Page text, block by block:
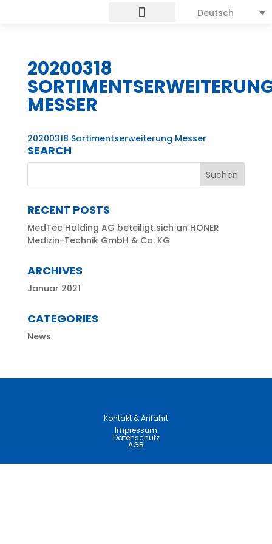
Deutsch
20200318
MESSER
20200318 Sortimentserweiterung Messer
SEARCH
RECENT POSTS
MedTec Holding AG beteiligt sich an HONER
Medizin-Technik GmbH & Co. KG
ARCHIVES
Januar 2021
CATEGORIES
News
Kontakt & Anfahrt
Impressum
Datenschutz
AGB